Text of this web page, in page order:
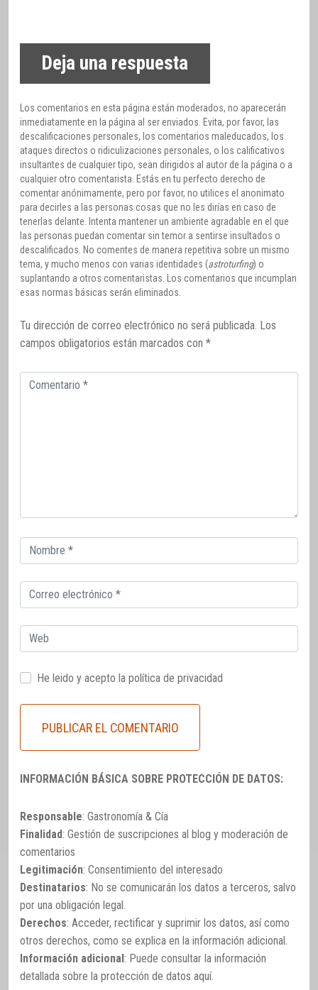
Deja una respuesta
Los comentarios en esta página están moderados, no aparecerán
inmediatamente en la página al ser enviados. Evita, por favor, las
descalificaciones personales, los comentarios maleducados, los
ataques directos o ridiculizaciones personales, o los calificativos
insultantes de cualquier tipo, sean dirigidos al autor de la página o a
cualquier otro comentarista. Estás en tu perfecto derecho de
comentar anónimamente, pero por favor, no utilices el anonimato
para decirles a las personas cosas que no les dirías en caso de
tenerlas delante. Intenta mantener un ambiente agradable en el que
las personas puedan comentar sin temor a sentirse insultados o
descalificados. No comentes de manera repetitiva sobre un mismo
tema, y mucho menos con varias identidades (astroturfing) o
suplantando a otros comentaristas. Los comentarios que incumplan
esas normas básicas serán eliminados.
Tu dirección de correo electrónico no será publicada. Los
campos obligatorios están marcados con *
Comentario
Correo
electrónico
Correo
electrónico
Web
He leido y acepto la política de privacidad
INFORMACIÓN BÁSICA SOBRE PROTECCIÓN DE DATOS:
Responsable: Gastronomía & Cía
Finalidad: Gestión de suscripciones al blog y moderación de
comentarios
Legitimación: Consentimiento del interesado
Destinatarios: No se comunicarán los datos a terceros, salvo
por una obligación legal.
Derechos: Acceder, rectificar y suprimir los datos, así como
otros derechos, como se explica en la información adicional.
Información adicional: Puede consultar la información
detallada sobre la protección de datos aquí.